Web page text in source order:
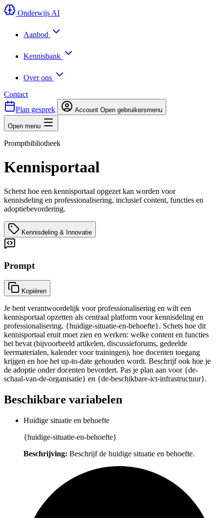
Onderwijs AI
Aanbod
Kennisbank
Over ons
Contact
Plan gesprek
Account Open gebruikersmenu
Open menu
Promptbibliotheek
Kennisportaal
Schetst hoe een kennisportaal opgezet kan worden voor
kennisdeling en professionalisering, inclusief content, functies en
adoptiebevordering.
Kennisdeling & Innovatie
Prompt
Kopiëren
Je bent verantwoordelijk voor professionalisering en wilt een
kennisportaal opzetten als centraal platform voor kennisdeling en
professionalisering. {huidige-situatie-en-behoefte}. Schets hoe dit
kennisportaal eruit moet zien en werken: welke content en functies
het bevat (bijvoorbeeld artikelen, discussieforums, gedeelde
leermaterialen, kalender voor trainingen), hoe docenten toegang
krijgen en hoe het up-to-date gehouden wordt. Beschrijf ook hoe je
de adoptie onder docenten bevordert. Pas je plan aan voor {de-
schaal-van-de-organisatie} en {de-beschikbare-ict-infrastructuur}.
Beschikbare variabelen
Huidige situatie en behoefte
{huidige-situatie-en-behoefte}
Beschrijving: Beschrijf de huidige situatie en behoefte.